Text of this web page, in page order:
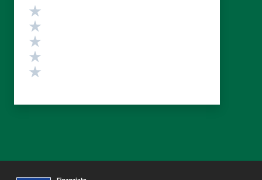
Valutazione